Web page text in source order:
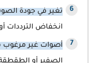
تغير في جودة
انخفاض الترددات
أصوات غير مرغوب